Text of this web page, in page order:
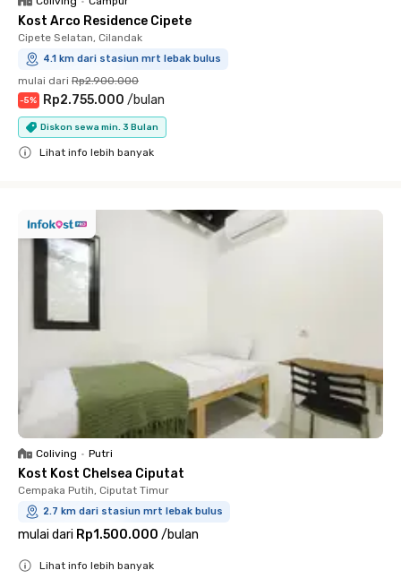
Kost Arco Residence Cipete
Cipete Selatan, Cilandak
4.1 km dari stasiun mrt lebak bulus
mulai dari Rp2.900.000
-5% Rp2.755.000 /bulan
Diskon sewa min. 3 Bulan
Lihat info lebih banyak
Coliving • Putri
Kost Kost Chelsea Ciputat
Cempaka Putih, Ciputat Timur
2.7 km dari stasiun mrt lebak bulus
mulai dari Rp1.500.000 /bulan
Lihat info lebih banyak